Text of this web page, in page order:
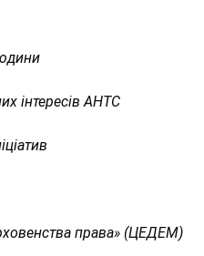
інтересів АНТС
права» (ЦЕДЕМ)